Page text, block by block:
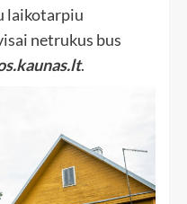
laikotarpiu
netrukus bus
.